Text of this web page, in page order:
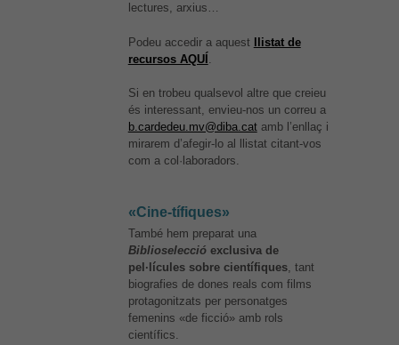
lectures, arxius…
Podeu accedir a aquest llistat de
recursos AQUÍ
Si en trobeu qualsevol altre que creieu
és interessant, envieu-nos un correu a
b.cardedeu.mv@diba.catamb l’enllaç i
mirarem d’afegir-lo al llistat citant-vos
com a col·laboradors.
«Cine-tífiques»
També hem preparat una
Biblioseleccióexclusiva de
pel·lícules sobre científiques, tant
biografies de dones reals com films
protagonitzats per personatges
femenins «de ficció» amb rols
científics.